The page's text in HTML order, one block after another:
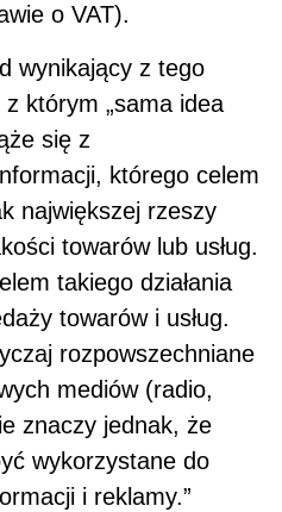
o VAT).
wynikający z tego
którym „sama idea
się z
którego celem
największej rzeszy
towarów lub usług.
takiego działania
towarów i usług.
rozpowszechniane
mediów (radio,
znaczy jednak, że
wykorzystane do
i reklamy.”